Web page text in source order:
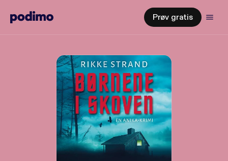
Prøv gratis